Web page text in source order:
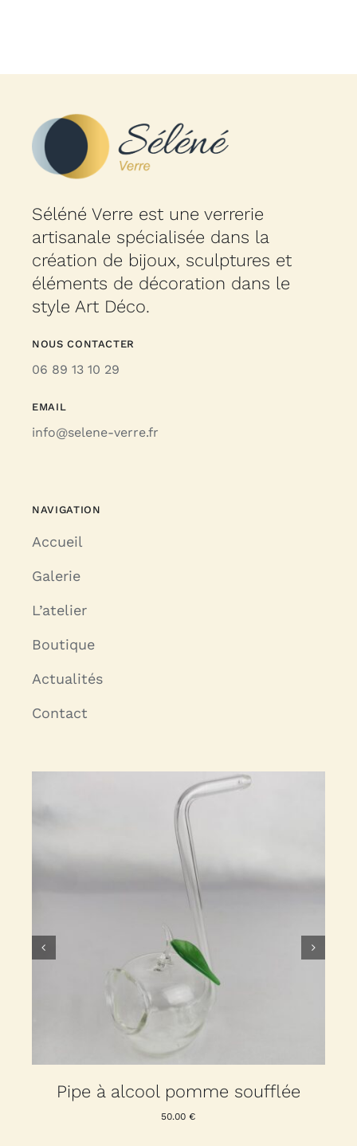
Séléné Verre est une verrerie
artisanale spécialisée dans la
création de bijoux, sculptures et
éléments de décoration dans le
style Art Déco.
NOUS CONTACTER
06 89 13 10 29
EMAIL
info@selene-verre.fr
NAVIGATION
Accueil
Galerie
L’atelier
Boutique
Actualités
Contact
Pipe à alcool pomme soufflée
50.00€